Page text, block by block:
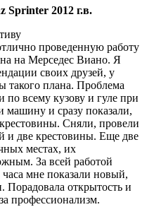
Sprinter 2012 г.в.
проведенную работу
на Мерседес Виано. Я
своих друзей, у
такого плана. Проблема
по всему кузову и гуле при
машину и сразу показали,
Сняли, провели
и две крестовины. Еще две
местах, их
За всей работой
часа мне показали новый,
Порадовала открытость и
профессионализм.